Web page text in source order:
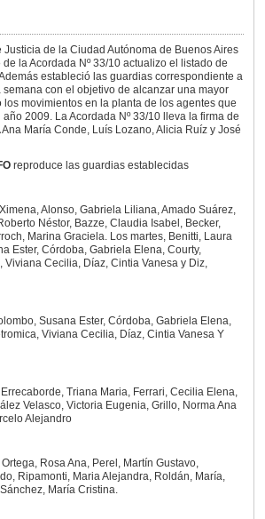
Justicia de la Ciudad Autónoma de Buenos Aires
la Acordada Nº 33/10 actualizo el listado de
estableció las guardias correspondiente a
semana con el objetivo de alcanzar una mayor
movimientos en la planta de los agentes que
2009. La Acordada Nº 33/10 lleva la firma de
Ana María Conde, Luís Lozano, Alicia Ruíz y José
reproduce las guardias establecidas
Alonso, Gabriela Liliana, Amado Suárez,
Néstor, Bazze, Claudia Isabel, Becker,
Marina Graciela. Los martes, Benitti, Laura
Ester, Córdoba, Gabriela Elena, Courty,
Viviana Cecilia, Díaz, Cintia Vanesa y Diz,
Susana Ester, Córdoba, Gabriela Elena,
Viviana Cecilia, Díaz, Cintia Vanesa Y
Triana Maria, Ferrari, Cecilia Elena,
Velasco, Victoria Eugenia, Grillo, Norma Ana
Alejandro
Rosa Ana, Perel, Martín Gustavo,
Ripamonti, Maria Alejandra, Roldán, María,
María Cristina.